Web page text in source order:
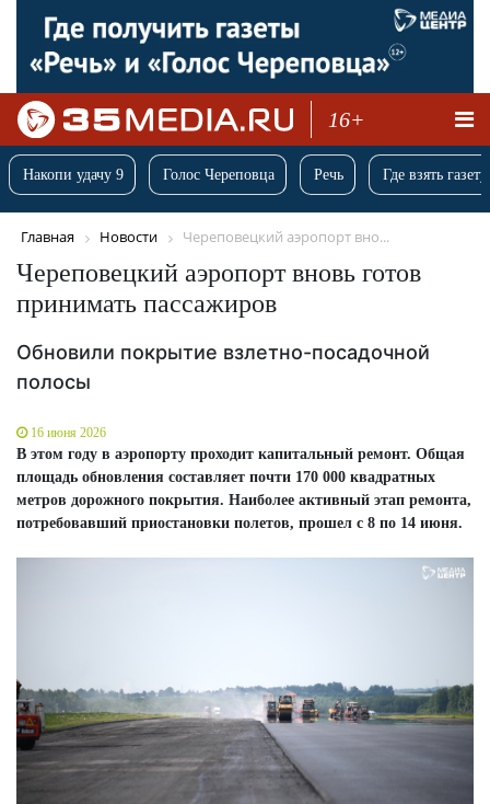
16+
Накопи удачу 9 Голос Череповца Речь Где взять
Главная Новости Череповецкий аэропорт вно...
Череповецкий аэропорт вновь готов
принимать пассажиров
Обновили покрытие взлетно-посадочной
полосы
16 июня 2026
В этом году в аэропорту проходит капитальный ремонт. Общая
площадь обновления составляет почти 170 000 квадратных
метров дорожного покрытия. Наиболее активный этап ремонта,
потребовавший приостановки полетов, прошел с 8 по 14 июня.